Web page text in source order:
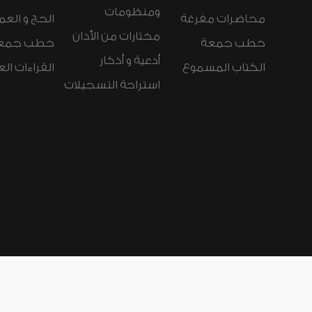
محاضرات مفرغة
خطب جمعة
الكتاب المسموع
ومنظومات
مختارات من الأذان
أدعية و أذكار
استراحة التسجيلات
الحج و
خطب
القراءات